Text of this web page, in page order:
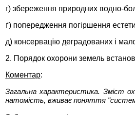
г) збереження природних водно-
ґ) попередження погіршення
д) консервацію деградованих і
2. Порядок охорони земель
Коментар:
Загальна характеристика. Зміст
натомість, вживає поняття "система